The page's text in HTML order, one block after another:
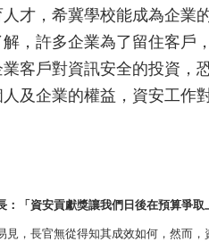
才，希冀學校能成為企業
，許多企業為了留住客戶
客戶對資訊安全的投資，
及企業的權益，資安工作
：「資安貢獻獎讓我們日後在預算爭取
見，長官無從得知其成效如何，然而